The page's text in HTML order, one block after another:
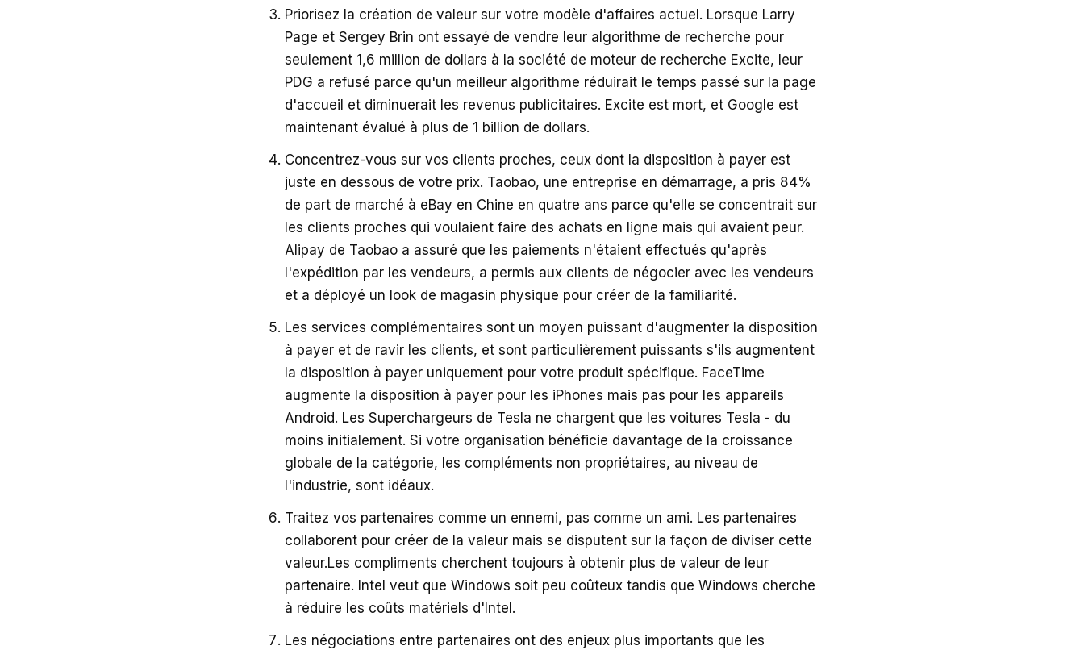
Priorisez la création de valeur sur votre modèle d'affaires actuel. Lorsque Larry
Page et Sergey Brin ont essayé de vendre leur algorithme de recherche pour
seulement 1,6 million de dollars à la société de moteur de recherche Excite, leur
PDG a refusé parce qu'un meilleur algorithme réduirait le temps passé sur la page
d'accueil et diminuerait les revenus publicitaires. Excite est mort, et Google est
maintenant évalué à plus de 1 billion de dollars.
Concentrez-vous sur vos clients proches, ceux dont la disposition à payer est
juste en dessous de votre prix. Taobao, une entreprise en démarrage, a pris 84%
de part de marché à eBay en Chine en quatre ans parce qu'elle se concentrait sur
les clients proches qui voulaient faire des achats en ligne mais qui avaient peur.
Alipay de Taobao a assuré que les paiements n'étaient effectués qu'après
l'expédition par les vendeurs, a permis aux clients de négocier avec les vendeurs
et a déployé un look de magasin physique pour créer de la familiarité.
Les services complémentaires sont un moyen puissant d'augmenter la disposition
à payer et de ravir les clients, et sont particulièrement puissants s'ils augmentent
la disposition à payer uniquement pour votre produit spécifique. FaceTime
augmente la disposition à payer pour les iPhones mais pas pour les appareils
Android. Les Superchargeurs de Tesla ne chargent que les voitures Tesla - du
moins initialement. Si votre organisation bénéficie davantage de la croissance
globale de la catégorie, les compléments non propriétaires, au niveau de
l'industrie, sont idéaux.
Traitez vos partenaires comme un ennemi, pas comme un ami. Les partenaires
collaborent pour créer de la valeur mais se disputent sur la façon de diviser cette
valeur.Les compliments cherchent toujours à obtenir plus de valeur de leur
partenaire. Intel veut que Windows soit peu coûteux tandis que Windows cherche
à réduire les coûts matériels d'Intel.
Les négociations entre partenaires ont des enjeux plus importants que les